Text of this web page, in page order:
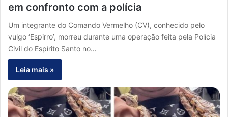
em confronto com a polícia
Um integrante do Comando Vermelho (CV), conhecido pelo
vulgo ‘Espirro’, morreu durante uma operação feita pela Polícia
Civil do Espírito Santo no…
Leia mais »